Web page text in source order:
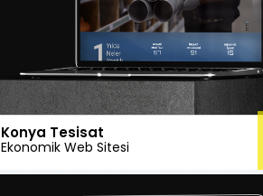
Konya Tesisat
Ekonomik Web Sitesi